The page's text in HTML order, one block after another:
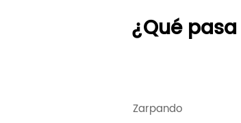
¿Qué
Zarpando